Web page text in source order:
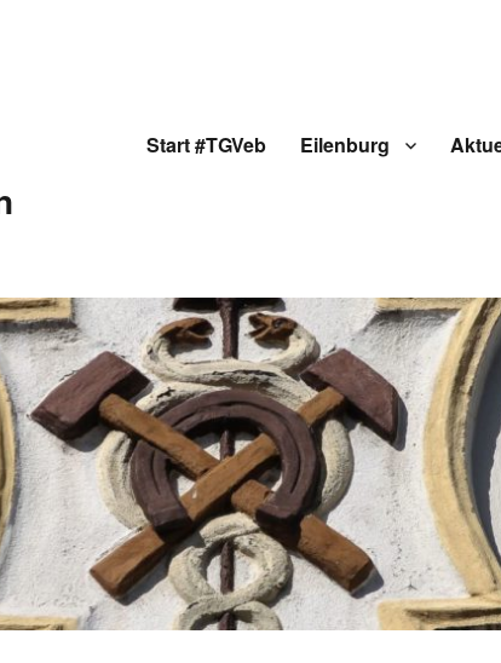
Start #TGVeb Eilenburg